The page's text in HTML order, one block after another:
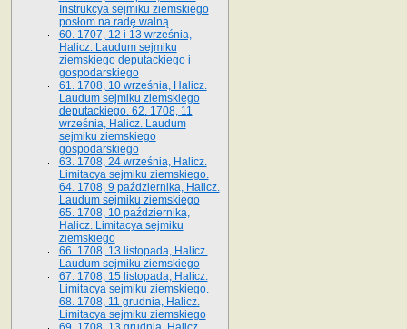
Instrukcya sejmiku ziemskiego
posłom na radę walną
60. 1707, 12 i 13 września,
Halicz. Laudum sejmiku
ziemskiego deputackiego i
gospodarskiego
61. 1708, 10 września, Halicz.
Laudum sejmiku ziemskiego
deputackiego. 62. 1708, 11
września, Halicz. Laudum
sejmiku ziemskiego
gospodarskiego
63. 1708, 24 września, Halicz.
Limitacya sejmiku ziemskiego.
64. 1708, 9 października, Halicz.
Laudum sejmiku ziemskiego
65­. 1708, 10 października,
Halicz. Limitacya sejmiku
ziemskiego
66. 1708, 13 listopada, Halicz.
Laudum sejmiku ziemskiego
67. 1708, 15 listopada, Halicz.
Limitacya sejmiku ziemskiego.
68. 1708, 11 grudnia, Halicz.
Limitacya sejmiku ziemskiego